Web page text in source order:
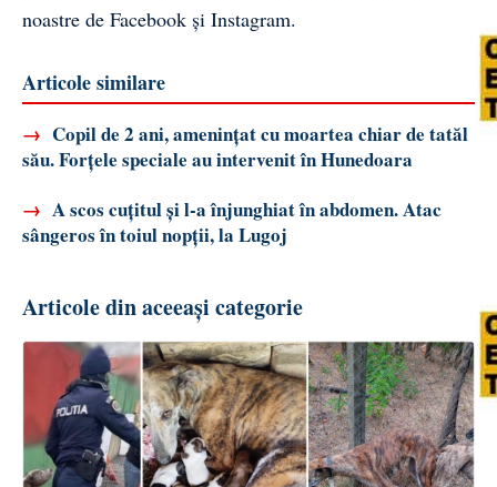
noastre de Facebook și Instagram.
Articole similare
→ Copil de 2 ani, amenințat cu moartea chiar de tatăl
său. Forțele speciale au intervenit în Hunedoara
→ A scos cuțitul și l-a înjunghiat în abdomen. Atac
sângeros în toiul nopții, la Lugoj
Articole din aceeași categorie